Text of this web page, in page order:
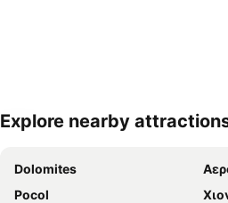
Ανάπτυξη χάρτη
Explore nearby
Dolomites
Pocol